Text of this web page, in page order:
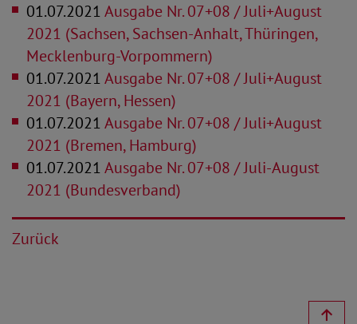
01.07.2021Ausgabe Nr. 07+08 / Juli+August
2021 (Sachsen, Sachsen-Anhalt, Thüringen,
Mecklenburg-Vorpommern)
01.07.2021Ausgabe Nr. 07+08 / Juli+August
2021 (Bayern, Hessen)
01.07.2021Ausgabe Nr. 07+08 / Juli+August
2021 (Bremen, Hamburg)
01.07.2021Ausgabe Nr. 07+08 / Juli-August
2021 (Bundesverband)
Zurück